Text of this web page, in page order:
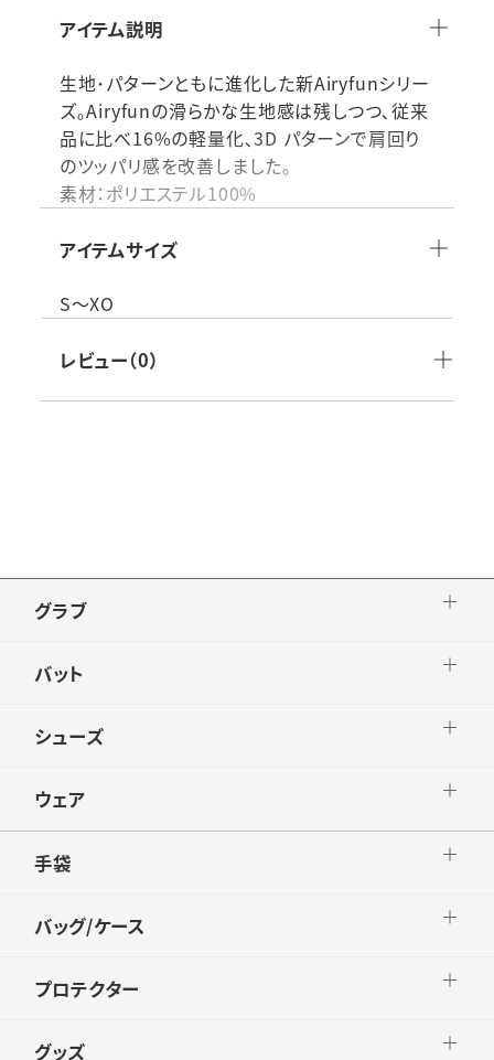
アイテム説明
生地･パターンともに進化した新Airyfunシリー
ズ｡Airyfunの滑らかな生地感は残しつつ､従来
品に比べ16%の軽量化､3D パターンで肩回り
のツッパリ感を改善しました｡
素材：ポリエステル100%
生産国：日本製
品番：SCF230LH_70
アイテムサイズ
S～XO
レビュー（0）
グラブ
バット
シューズ
ウェア
手袋
バッグ/ケース
プロテクター
グッズ